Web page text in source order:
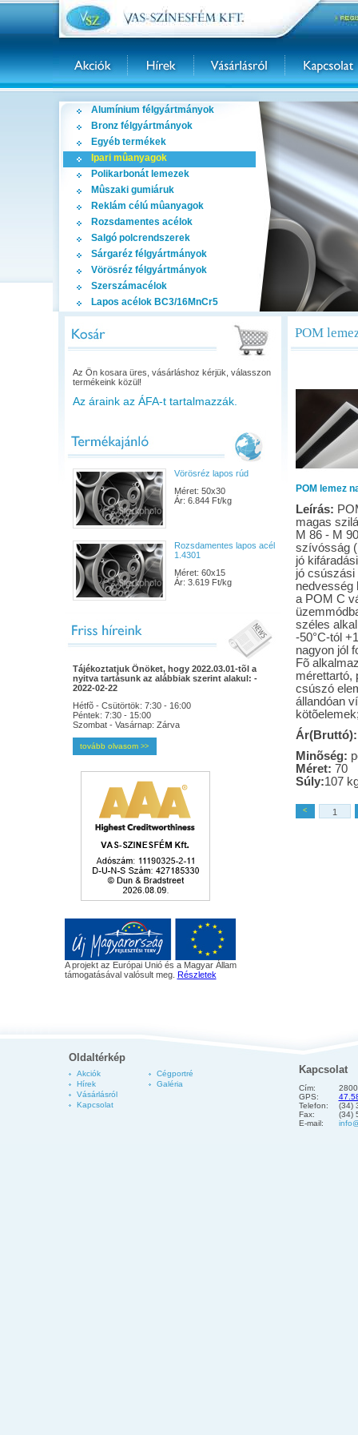
Alumínium félgyártmányok
Bronz félgyártmányok
Egyéb termékek
Ipari mûanyagok
Polikarbonát lemezek
Mûszaki gumiáruk
Reklám célú mûanyagok
Rozsdamentes acélok
Salgó polcrendszerek
Sárgaréz félgyártmányok
Vörösréz félgyártmányok
Szerszámacélok
Lapos acélok BC3/16MnCr5
Az Ön kosara üres, vásárláshoz kérjük, válasszon
termékeink közül!
Az áraink az ÁFA-t tartalmazzák.
Vörösréz lapos rúd
Méret: 50x30
Ár: 6.844 Ft/kg
Rozsdamentes lapos acél
1.4301
Méret: 60x15
Ár: 3.619 Ft/kg
Tájékoztatjuk Önöket, hogy 2022.03.01-tõl a
nyitva tartásunk az alábbiak szerint alakul: -
2022-02-22
Hétfõ - Csütörtök: 7:30 - 16:00
Péntek: 7:30 - 15:00
Szombat - Vasárnap: Zárva
tovább olvasom >>
A projekt az Európai Unió és a Magyar Állam
támogatásával valósult meg. Részletek
POM
POM lemez
Leírás:
magas
M 86 - M 90
szívósság
jó
jó csúszási
nedvesség
a POM C
széles
-50°C-tól
nagyon jól
Fõ
mérettartó,
csúszó
állandóan
Ár(Bruttó):
Minõség:
Méret: 70
Súly:107
<
Oldaltérkép
Akciók
Hírek
Vásárlásról
Kapcsolat
Cégportré
Galéria
Kapcsolat
Cím:
GPS:
Telefon:
(34)
Fax:
(34)
E-mail: